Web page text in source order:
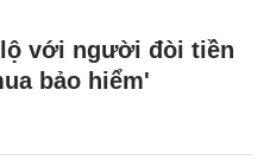
với người đòi tiền
bảo hiểm'